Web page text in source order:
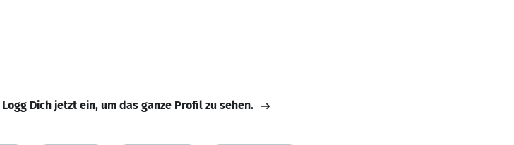
Logg Dich jetzt ein, um das ganze Profil zu sehen.